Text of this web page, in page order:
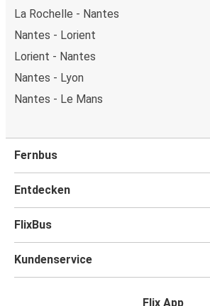
La Rochelle - Nantes
Nantes - Lorient
Lorient - Nantes
Nantes - Lyon
Nantes - Le Mans
Fernbus
Entdecken
FlixBus
Kundenservice
Flix App